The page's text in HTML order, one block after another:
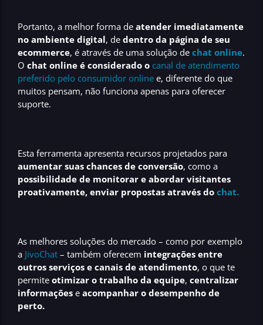
Portanto, a melhor forma de atender imediatamente
no ambiente digital, de dentro da página de seu
ecommerce, é através de uma solução de chat online.
O chat online é considerado o canal de atendimento
preferido pelo consumidor online e, diferente do que
muitos pensam, não funciona apenas para oferecer
suporte.
Esta ferramenta apresenta recursos projetados para
aumentar suas chances de conversão, como a
possibilidade de monitorar e abordar visitantes
proativamente, enviar propostas através do chat.
As melhores soluções do mercado – como por exemplo
a JivoChat – também oferecem integrações entre
outros serviços e canais de atendimento, o que te
permite otimizar o trabalho da equipe, centralizar
informações e acompanhar o desempenho de
perto.